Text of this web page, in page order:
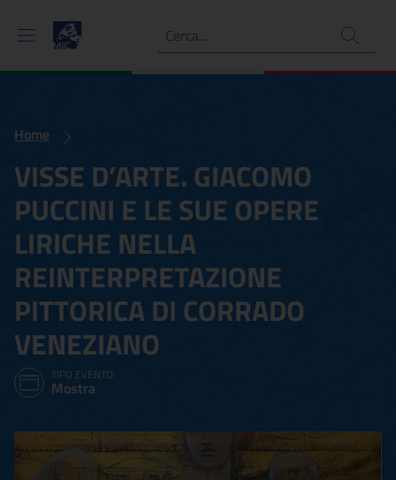
Ricerca
Home
VISSE D’ARTE. GIACOMO
PUCCINI E LE SUE OPERE
LIRICHE NELLA
REINTERPRETAZIONE
PITTORICA DI CORRADO
VENEZIANO
TIPO EVENTO:
Mostra
VISSE D’ARTE.